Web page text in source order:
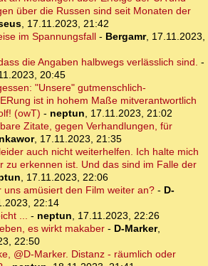
über die Russen sind seit Monaten der
, 17.11.2023, 21:42
im Spannungsfall- Bergamr, 17.11.2023,
die Angaben halbwegs verlässlich sind. -
20:45
"Unsere" gutmenschlich-
ist in hohem Maße mitverantwortlich
(owT) - neptun, 17.11.2023, 21:02
Zitate, gegen Verhandlungen, für
, 17.11.2023, 21:35
auch nicht weiterhelfen. Ich halte mich
zu erkennen ist. Und das sind im Falle der
, 17.11.2023, 22:06
uns amüsiert den Film weiter an?- D-
22:14
... - neptun, 17.11.2023, 22:26
es wirkt makaber- D-Marker,
22:50
@D-Marker. Distanz - räumlich oder